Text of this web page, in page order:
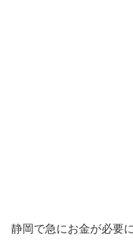
静岡で急にお金が必要